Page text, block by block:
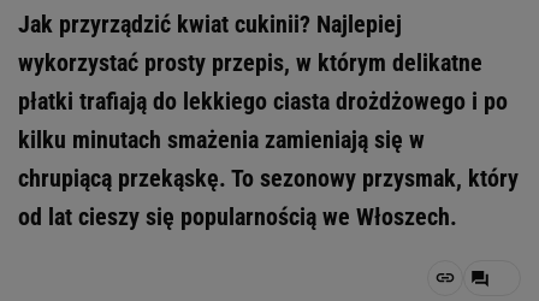
Jak przyrządzić kwiat cukinii? Najlepiej
wykorzystać prosty przepis, w którym delikatne
płatki trafiają do lekkiego ciasta drożdżowego i po
kilku minutach smażenia zamieniają się w
chrupiącą przekąskę. To sezonowy przysmak, który
od lat cieszy się popularnością we Włoszech.